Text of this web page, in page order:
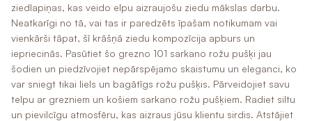
ziedlapiņas, kas veido elpu aizraujošu ziedu mākslas darbu.
Neatkarīgi no tā, vai tas ir paredzēts īpašam notikumam vai
vienkārši tāpat, šī krāšņā ziedu kompozīcija apburs un
iepriecinās. Pasūtiet šo grezno 101 sarkano rožu pušķi jau
šodien un piedzīvojiet nepārspējamo skaistumu un eleganci, ko
var sniegt tikai liels un bagātīgs rožu pušķis. Pārveidojiet savu
telpu ar grezniem un košiem sarkano rožu pušķiem. Radiet siltu
un pievilcīgu atmosfēru, kas aizraus jūsu klientu sirdis. Atstājiet